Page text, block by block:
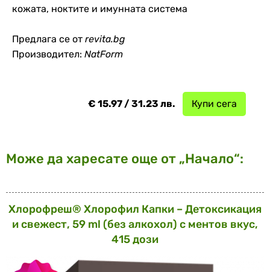
кожата, ноктите и имунната система
Предлага се от revita.bg
Производител: NatForm
Купи сега
€ 15.97 / 31.23 лв.
Може да харесате още от „Начало“:
Хлорофреш® Хлорофил Капки – Детоксикация
и свежест, 59 ml (без алкохол) с ментов вкус,
415 дози